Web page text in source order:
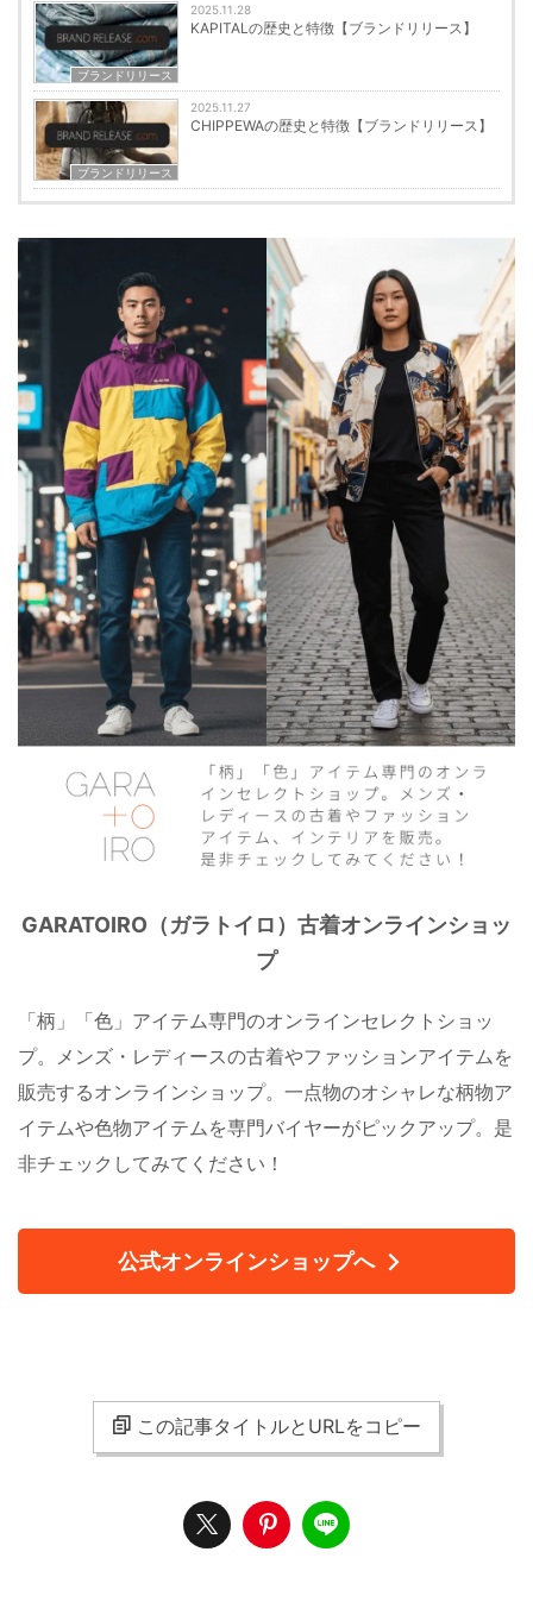
ブランドリリース
2025.11.28
KAPITALの歴史と特徴【ブランドリリース】
ブランドリリース
2025.11.27
CHIPPEWAの歴史と特徴【ブランドリリース】
GARATOIRO（ガラトイロ）古着オンラインショッ
プ
「柄」「色」アイテム専門のオンラインセレクトショッ
プ。メンズ・レディースの古着やファッションアイテムを
販売するオンラインショップ。一点物のオシャレな柄物ア
イテムや色物アイテムを専門バイヤーがピックアップ。是
非チェックしてみてください！
公式オンラインショップへ
この記事タイトルとURLをコピー